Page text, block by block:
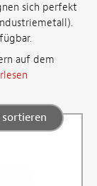
sich perfekt
auf dem
sortieren